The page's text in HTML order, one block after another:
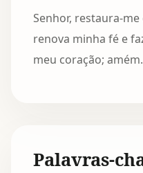
Senhor, restaura-
renova minha fé e
meu coração; amém.
Palavras-